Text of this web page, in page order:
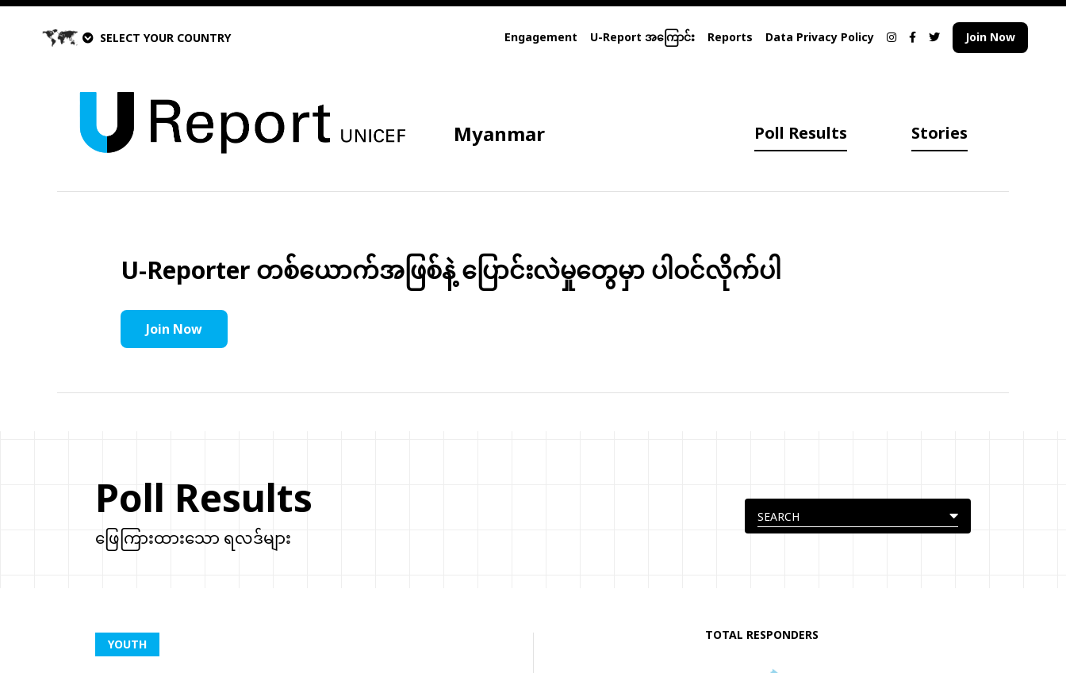
SELECT YOUR COUNTRY Engagement U-Report အကြောင်း Reports Data Privacy Policy Join Now
Myanmar Poll Results Stories
U-Reporter တစ်ယောက်အဖြစ်နဲ့ ပြောင်းလဲမှုတွေမှာ ပါဝင်လိုက်ပါ
Join Now
Poll Results
ဖြေကြားထားသော ရလဒ်များ
YOUTH
TOTAL RESPONDERS